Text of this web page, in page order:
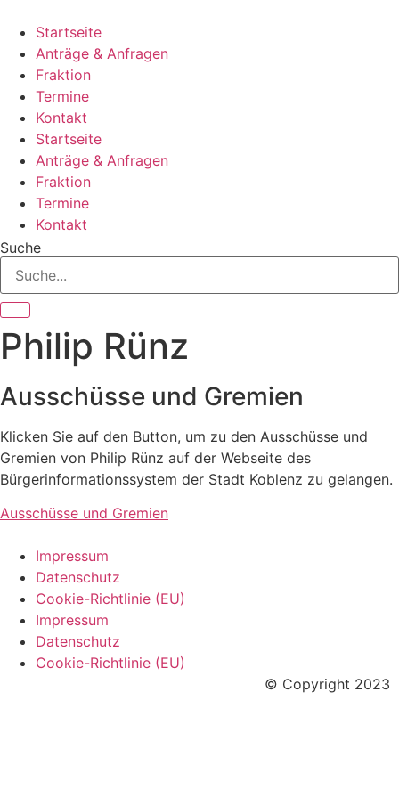
Inhalt
springen
Startseite
Anträge & Anfragen
Fraktion
Termine
Kontakt
Startseite
Anträge & Anfragen
Fraktion
Termine
Kontakt
Suche
Philip Rünz
Ausschüsse und Gremien
Klicken Sie auf den Button, um zu den Ausschüsse und
Gremien von Philip Rünz auf der Webseite des
Bürgerinformationssystem der Stadt Koblenz zu gelangen.
Ausschüsse und Gremien
Impressum
Datenschutz
Cookie-Richtlinie (EU)
Impressum
Datenschutz
Cookie-Richtlinie (EU)
© Copyright 2023